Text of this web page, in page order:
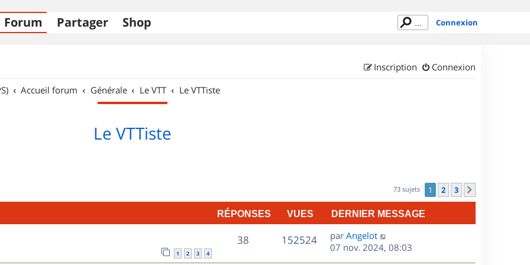
Forum Partager Shop Connexion
Connexion
Inscription
Accueil forum Générale Le VTT Le VTTiste
Le VTTiste
73 sujets 1 2 3
RÉPONSES VUES DERNIER MESSAGE
1 2 3 4
38R
é
152524V
u
D
e
par Angelot
07 nov. 2024, 08:03